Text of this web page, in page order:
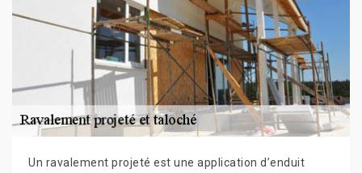
Un ravalement projeté est une application d’enduit